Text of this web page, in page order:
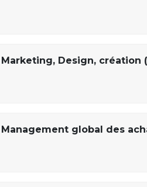
Design, création
global des